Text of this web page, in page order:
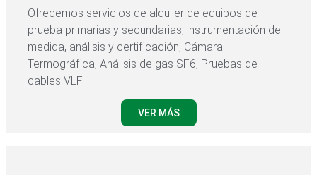
Ofrecemos servicios de alquiler de equipos de
prueba primarias y secundarias, instrumentación de
medida, análisis y certificación, Cámara
Termográfica, Análisis de gas SF6, Pruebas de
cables VLF
VER MÁS